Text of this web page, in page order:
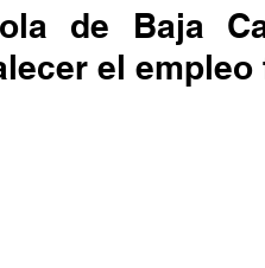
de Baja
el empleo